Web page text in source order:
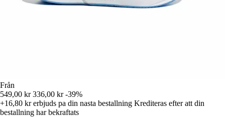
Från
549,00 kr 336,00 kr -39%
+16,80 krerbjuds pa din nasta bestallning Krediteras efter att din
bestallning har bekraftats